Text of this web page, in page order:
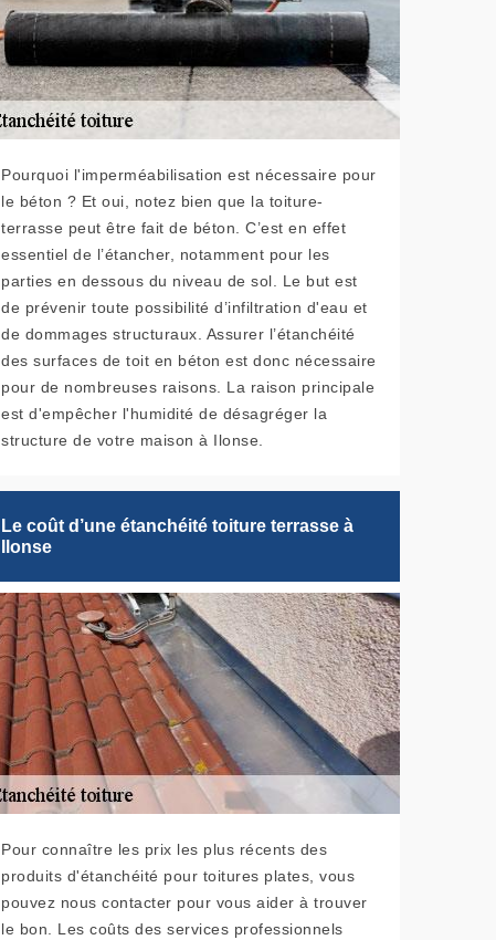
Pourquoi l'imperméabilisation est nécessaire pour
le béton ? Et oui, notez bien que la toiture-
terrasse peut être fait de béton. C’est en effet
essentiel de l’étancher, notamment pour les
parties en dessous du niveau de sol. Le but est
de prévenir toute possibilité d’infiltration d'eau et
de dommages structuraux. Assurer l’étanchéité
des surfaces de toit en béton est donc nécessaire
pour de nombreuses raisons. La raison principale
est d'empêcher l'humidité de désagréger la
structure de votre maison à Ilonse.
Le coût d’une étanchéité toiture terrasse à
Ilonse
Pour connaître les prix les plus récents des
produits d'étanchéité pour toitures plates, vous
pouvez nous contacter pour vous aider à trouver
le bon. Les coûts des services professionnels